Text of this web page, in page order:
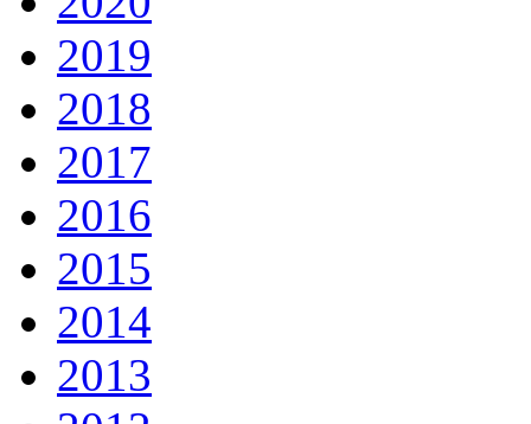
2019
2018
2017
2016
2015
2014
2013